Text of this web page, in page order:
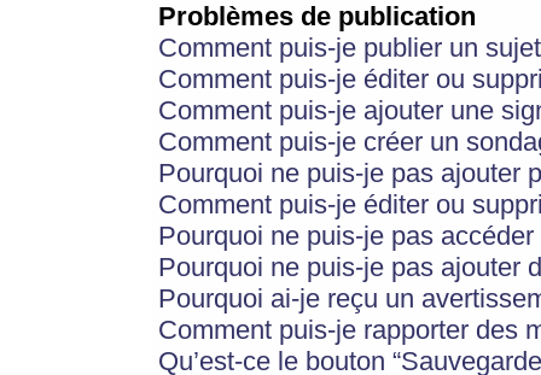
Problèmes de publication
Comment puis-je publier un
Comment puis-je éditer ou
Comment puis-je ajouter une
Comment puis-je créer un
Pourquoi ne puis-je pas ajouter
Comment puis-je éditer ou
Pourquoi ne puis-je pas
Pourquoi ne puis-je pas ajouter
Pourquoi ai-je reçu un
Comment puis-je rapporter des
Qu’est-ce le bouton